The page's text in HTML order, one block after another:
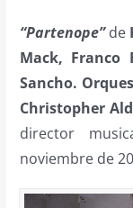
“Partenope”de
Mack, Franco
Sancho.
Christopher
director
noviembre de